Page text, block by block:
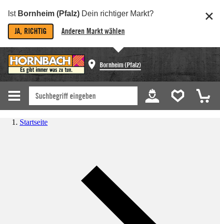
Ist Bornheim (Pfalz) Dein richtiger Markt?
JA, RICHTIG Anderen Markt wählen
Bornheim (Pfalz)
Startseite